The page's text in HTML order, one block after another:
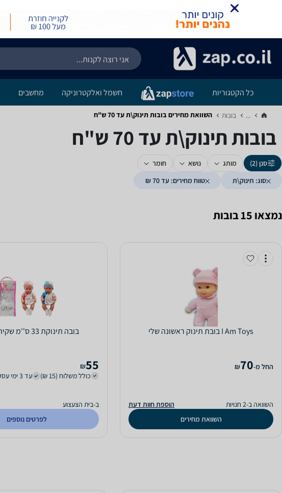
כל הקטגוריות חשמל ואלקטרוניקה מחשבים
... בובות‏ השוואת מחירים בובות ‏תינוק\ת ‏עד 70 ‏ש"ח
בובות ‏תינוק\ת ‏עד 70 ‏ש"ח
סנן (2) מותג נושא
חומר
סוג: תינוק\ת
טווח מחירים: עד 70 ₪
נמצאו 15 בובות
I Am Toys בובת תינוק ראשונה שלי
‫החל מ-70
₪
השוואה ב-2 חנויות
הוספת חוות דעת
השוואת מחירים
בובה תינוקת 33 ס''מ שקית PVC IC
55
₪
כולל משלוח (15 ₪)
עד 3 ימי עסקים
ב-בית הצעצוע
לפרטים נוספים